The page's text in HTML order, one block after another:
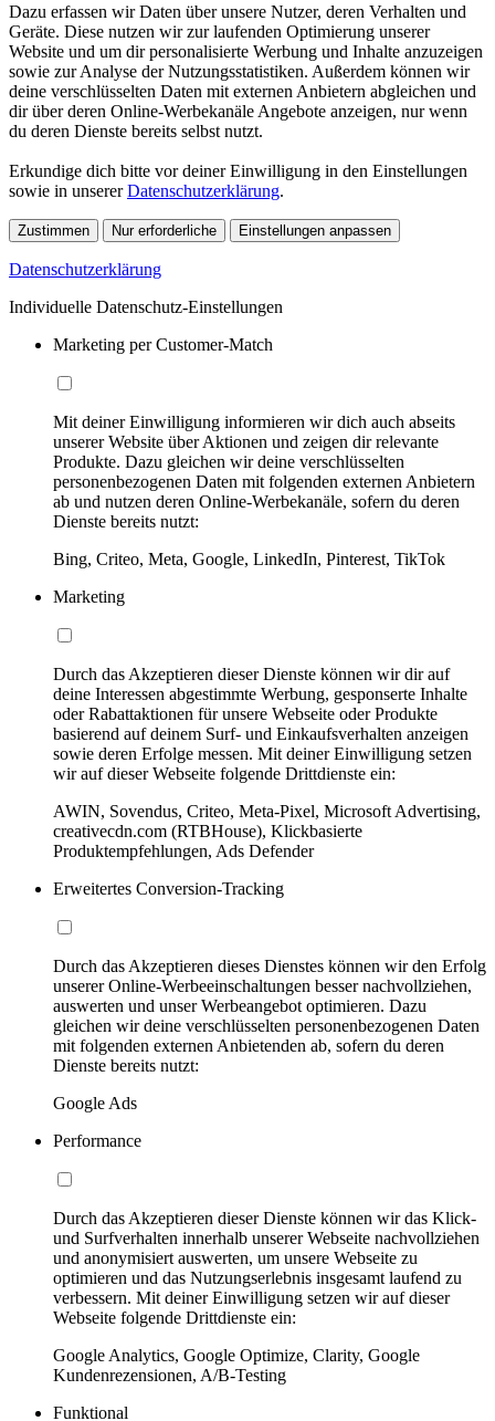
Dazu erfassen wir Daten über unsere Nutzer, deren Verhalten und
Geräte. Diese nutzen wir zur laufenden Optimierung unserer
Website und um dir personalisierte Werbung und Inhalte anzuzeigen
sowie zur Analyse der Nutzungsstatistiken. Außerdem können wir
deine verschlüsselten Daten mit externen Anbietern abgleichen und
dir über deren Online-Werbekanäle Angebote anzeigen, nur wenn
du deren Dienste bereits selbst nutzt.
Erkundige dich bitte vor deiner Einwilligung in den Einstellungen
sowie in unsererDatenschutzerklärung.
Zustimmen Nur erforderliche Einstellungen anpassen
Datenschutzerklärung
Individuelle Datenschutz-Einstellungen
Marketing per Customer-Match
Mit deiner Einwilligung informieren wir dich auch abseits
unserer Website über Aktionen und zeigen dir relevante
Produkte. Dazu gleichen wir deine verschlüsselten
personenbezogenen Daten mit folgenden externen Anbietern
ab und nutzen deren Online-Werbekanäle, sofern du deren
Dienste bereits nutzt:
Bing, Criteo, Meta, Google, LinkedIn, Pinterest, TikTok
Marketing
Durch das Akzeptieren dieser Dienste können wir dir auf
deine Interessen abgestimmte Werbung, gesponserte Inhalte
oder Rabattaktionen für unsere Webseite oder Produkte
basierend auf deinem Surf- und Einkaufsverhalten anzeigen
sowie deren Erfolge messen. Mit deiner Einwilligung setzen
wir auf dieser Webseite folgende Drittdienste ein:
AWIN, Sovendus, Criteo, Meta-Pixel, Microsoft Advertising,
creativecdn.com (RTBHouse), Klickbasierte
Produktempfehlungen, Ads Defender
Erweitertes Conversion-Tracking
Durch das Akzeptieren dieses Dienstes können wir den Erfolg
unserer Online-Werbeeinschaltungen besser nachvollziehen,
auswerten und unser Werbeangebot optimieren. Dazu
gleichen wir deine verschlüsselten personenbezogenen Daten
mit folgenden externen Anbietenden ab, sofern du deren
Dienste bereits nutzt:
Google Ads
Performance
Durch das Akzeptieren dieser Dienste können wir das Klick-
und Surfverhalten innerhalb unserer Webseite nachvollziehen
und anonymisiert auswerten, um unsere Webseite zu
optimieren und das Nutzungserlebnis insgesamt laufend zu
verbessern. Mit deiner Einwilligung setzen wir auf dieser
Webseite folgende Drittdienste ein:
Google Analytics, Google Optimize, Clarity, Google
Kundenrezensionen, A/B-Testing
Funktional